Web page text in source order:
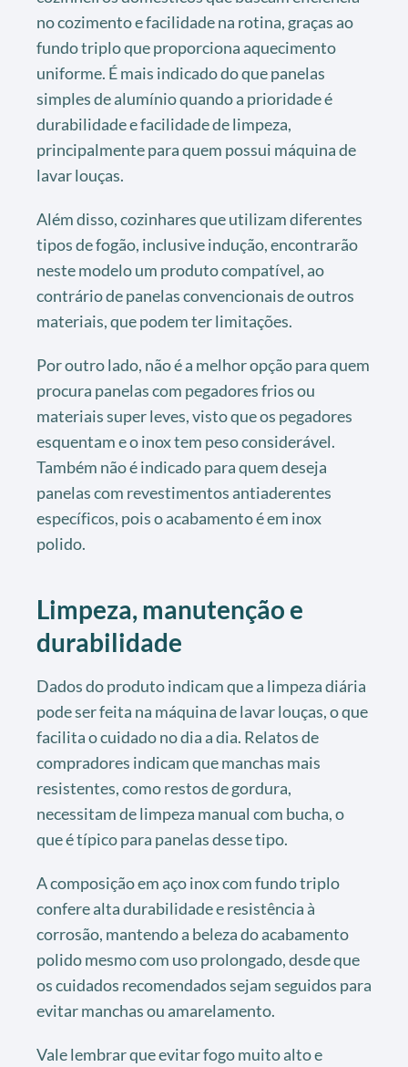
no cozimento e facilidade na rotina, graças ao
fundo triplo que proporciona aquecimento
uniforme. É mais indicado do que panelas
simples de alumínio quando a prioridade é
durabilidade e facilidade de limpeza,
principalmente para quem possui máquina de
lavar louças.
Além disso, cozinhares que utilizam diferentes
tipos de fogão, inclusive indução, encontrarão
neste modelo um produto compatível, ao
contrário de panelas convencionais de outros
materiais, que podem ter limitações.
Por outro lado, não é a melhor opção para quem
procura panelas com pegadores frios ou
materiais super leves, visto que os pegadores
esquentam e o inox tem peso considerável.
Também não é indicado para quem deseja
panelas com revestimentos antiaderentes
específicos, pois o acabamento é em inox
polido.
Limpeza, manutenção e
durabilidade
Dados do produto indicam que a limpeza diária
pode ser feita na máquina de lavar louças, o que
facilita o cuidado no dia a dia. Relatos de
compradores indicam que manchas mais
resistentes, como restos de gordura,
necessitam de limpeza manual com bucha, o
que é típico para panelas desse tipo.
A composição em aço inox com fundo triplo
confere alta durabilidade e resistência à
corrosão, mantendo a beleza do acabamento
polido mesmo com uso prolongado, desde que
os cuidados recomendados sejam seguidos para
evitar manchas ou amarelamento.
Vale lembrar que evitar fogo muito alto e